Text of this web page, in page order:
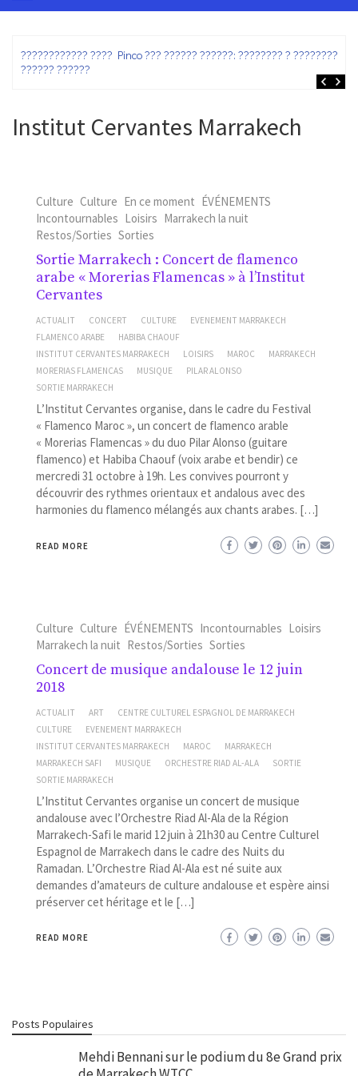
???????????? ???? Pinco ??? ?????? ??????: ???????? ? ???????? ?
?????? ??????
Institut Cervantes Marrakech
Culture Culture En ce moment ÉVÉNEMENTS
Incontournables Loisirs Marrakech la nuit
Restos/Sorties Sorties
Sortie Marrakech : Concert de flamenco
arabe « Morerias Flamencas » à l’Institut
Cervantes
ACTUALIT CONCERT CULTURE
EVENEMENT MARRAKECH
FLAMENCO ARABE
HABIBA CHAOUF
INSTITUT CERVANTES MARRAKECH
LOISIRS MAROC
MARRAKECH
MORERIAS FLAMENCAS
MUSIQUE
PILAR ALONSO
SORTIE MARRAKECH
L’Institut Cervantes organise, dans le cadre du Festival
« Flamenco Maroc », un concert de flamenco arable
« Morerias Flamencas » du duo Pilar Alonso (guitare
flamenco) et Habiba Chaouf (voix arabe et bendir) ce
mercredi 31 octobre à 19h. Les convives pourront y
découvrir des rythmes orientaux et andalous avec des
harmonies du flamenco mélangés aux chants arabes. […]
READ MORE
Culture Culture ÉVÉNEMENTS Incontournables Loisirs
Marrakech la nuit Restos/Sorties Sorties
Concert de musique andalouse le 12 juin
2018
ACTUALIT ART
CENTRE CULTUREL ESPAGNOL DE MARRAKECH
CULTURE
EVENEMENT MARRAKECH
INSTITUT CERVANTES MARRAKECH
MAROC
MARRAKECH
MARRAKECH SAFI
MUSIQUE ORCHESTRE RIAD AL-ALA
SORTIE
SORTIE MARRAKECH
L’Institut Cervantes organise un concert de musique
andalouse avec l’Orchestre Riad Al-Ala de la Région
Marrakech-Safi le marid 12 juin à 21h30 au Centre Culturel
Espagnol de Marrakech dans le cadre des Nuits du
Ramadan. L’Orchestre Riad Al-Ala est né suite aux
demandes d’amateurs de culture andalouse et espère ainsi
préserver cet héritage et le […]
READ MORE
Posts Populaires
Mehdi Bennani sur le podium du 8e Grand prix